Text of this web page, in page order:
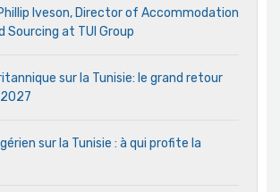
Iveson, Director of Accommodation
Sourcing at TUI Group
sur la Tunisie: le grand retour
sur la Tunisie : à qui profite la